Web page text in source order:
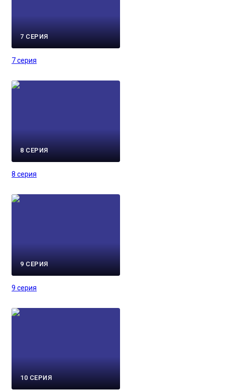
7 СЕРИЯ
7 серия
8 СЕРИЯ
8 серия
9 СЕРИЯ
9 серия
10 СЕРИЯ